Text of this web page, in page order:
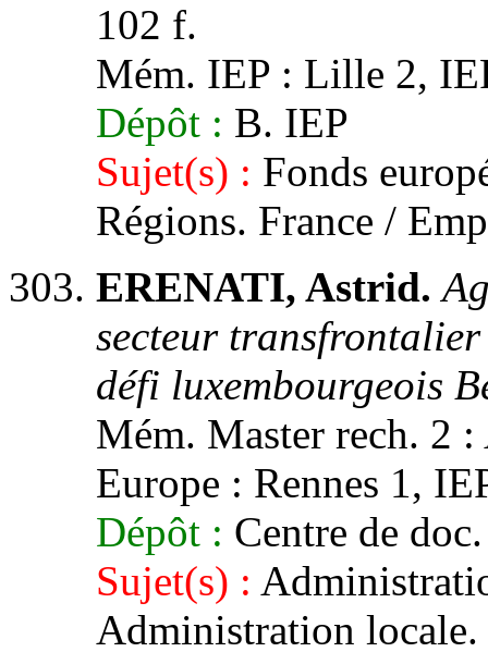
102 f.
Mém. IEP : Lille 2,
Dépôt : B. IEP
Sujet(s) : Fonds
Régions. France /
ERENATI, Astrid.
secteur
défi luxembourgeois
Mém. Master rech. 2 :
Europe : Rennes 1,
Dépôt : Centre de
Sujet(s) :
Administration